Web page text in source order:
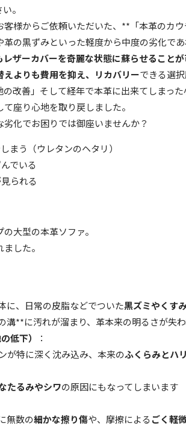
。
様からご依頼いただいた、**「本革のカウ
の黒ずみといった軽度から中度の劣化で
ザーカバーを奇麗な状態に蘇らせることが
えよりも費用を抑え、リカバリーできる選択
の改善」そして経年で本革に出来てしまっ
座り心地を取り戻しました。
化でお困りでは御座いませんか？
まう（ウレタンのヘタリ）
でいる
られる
大型の本革ソファ。
した。
に、日常の皮脂などでついた黒ズミやくす
**に汚れが溜まり、革本来の明るさが失わ
低下）
：
が特に深く沈み込み、本来のふくらみとハ
たるみやシワの原因にもなってしまいます
無数の細かな擦り傷や、摩擦によるごく軽